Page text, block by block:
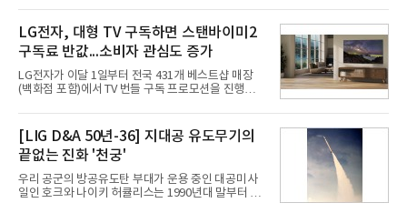
은 4884억
는 2035년까지 총 15GW(기가와트) 규모의 AI DC를
구축하겠다는 대형 청사진을 제시하면서다. 이에 따
라 경쟁 구도 역시 이동통신사인 KT, LG유플러스를
넘어 네이버, 삼성SDS 등 IT 인프라 기업으로 확장되
고 있다.7일 SK텔레콤에 따르면 회사는 올해 2분기
연결 기준 매출 4조 3591억원, 영업이익 5660억원을
기록했다. 매출은 전년 동기 대비 0.5%, 영업이익은
따른 기저효과가 실
LG전자, 대형 TV 구독하면 스탠바이미2
구독료 반값...소비자 관심도 증가
LG전자가 이달 1일부터 전국 431개 베스트샵 매장
(백화점 포함)에서 TV 번들 구독 프로모션을 진행하고
인해주는 프로모션이다.대상 제품은 65·77·83형 올
레드, 75·86·100형 마이크로 RGB, 75·86형 미니
RGB 등 거실용 TV로 인기가 높은 베스트셀러 TV 20
개 모델이며, 동시 구독 계약 시 스탠바이미2(모델명
27LX6TPGA) 구독료를 50% 할인 받을 수 있다. 프로
모션 대상 모델과 혜택, 구독료 등 프로모션 세부 사항
은 베스트샵 판매 매니저에게 문의하면 자세히 안내
[LIG D&A 50년-36] 지대공 유도무기의
끝없는 진화 '천궁'
우리 공군의 방공유도탄 부대가 운용 중인 대공미사
일인 호크와 나이키 허큘리스는 1990년대 말부터 성